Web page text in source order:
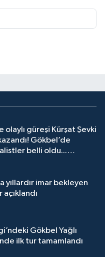
olaylı güreşi Kürşat Şevki
Gökbel’de
belli oldu...
yıllardır imar bekleyen
Gökbel Yağlı
ilk tur tamamlandı